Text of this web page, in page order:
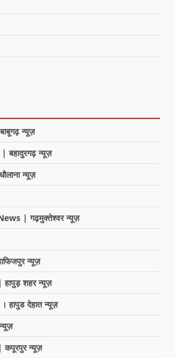
न्यूज़
न्यूज़
न्यूज़
| गढ़मुक्तेश्वर न्यूज़
न्यूज़
शहर न्यूज़
देहात न्यूज़
न्यूज़